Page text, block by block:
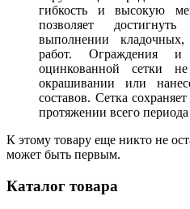
гибкость и высокую
позволяет
выполнении
работ. Ограждения
оцинкованной сетки
окрашивании или
составов. Сетка
протяжении всего
К этому товару еще никто не
может быть первым.
Каталог товара